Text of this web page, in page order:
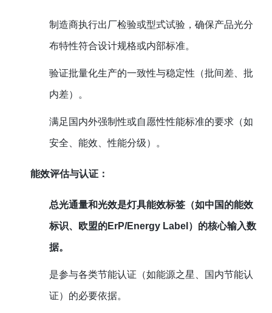
制造商执行出厂检验或型式试验，确保产品光分
布特性符合设计规格或内部标准。
验证批量化生产的一致性与稳定性（批间差、批
内差）。
满足国内外强制性或自愿性性能标准的要求（如
安全、能效、性能分级）。
能效评估与认证：
总光通量和光效是灯具能效标签（如中国的能效
标识、欧盟的ErP/Energy Label）的核心输入数
据。
是参与各类节能认证（如能源之星、国内节能认
证）的必要依据。